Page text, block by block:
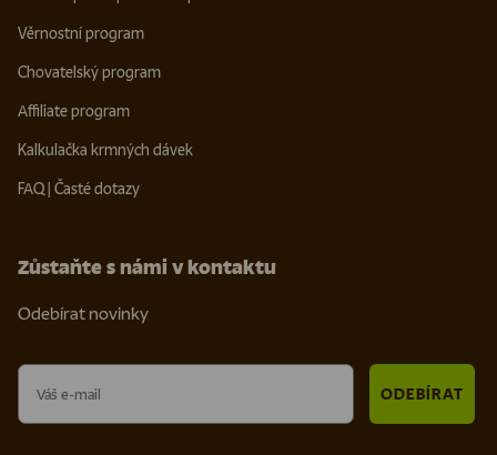
Věrnostní program
Chovatelský program
Affiliate program
Kalkulačka krmných dávek
FAQ | Časté dotazy
Zůstaňte s námi v kontaktu
Odebírat novinky
Email
ODEBÍRAT